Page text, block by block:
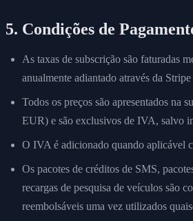
5. Condições de
As taxas de subscrição são faturadas
anualmente adiantado através da Stripe
Todos os preços são apresentados na
EUR) e são exclusivos de IVA, salvo
O IVA é adicionado quando aplicável
Os pacotes de créditos de SMS,
recargas de pesquisa de veículos são
reembolsáveis uma vez utilizados